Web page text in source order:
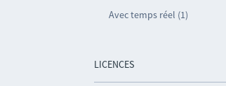
Avec temps réel (1)
LICENCES